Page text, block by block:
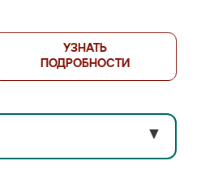
УЗНАТЬ
ПОДРОБНОСТИ
▼